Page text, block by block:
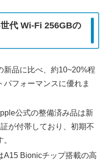
代 Wi-Fi 256GBの
新品に比べ、約10~20%程
パフォーマンスに優れま
公式の整備済み品は新
が付帯しており、初期不
A15 Bionicチップ搭載の高